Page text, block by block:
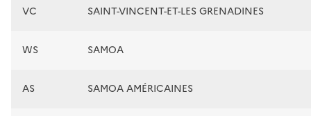
VC SAINT-VINCENT-ET-LES GRENADINES
WS SAMOA
AS SAMOA AMÉRICAINES